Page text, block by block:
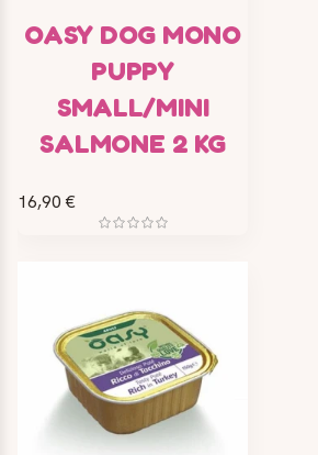
OASY DOG MONO
PUPPY
SMALL/MINI
SALMONE 2 KG
16,90 €